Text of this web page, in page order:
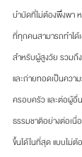
บำบัดที่ไม่ต้องพึ่งพา
ที่ทุกคนสามารถทำได้
สำหรับผู้สูงวัย รวมถึ
และถ่ายทอดเป็นควา
ครอบครัว และต่อผู้อื่
ธรรมชาติอย่างต่อเ
ขึ้นได้ในที่สุด แบบไม่